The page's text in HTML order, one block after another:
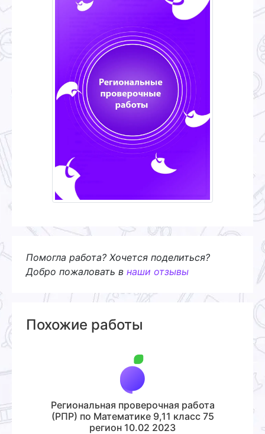
Помогла работа? Хочется поделиться?
Добро пожаловать в наши отзывы
Похожие работы
Региональная проверочная работа
(РПР) по Математике 9,11 класс 75
регион 10.02 2023